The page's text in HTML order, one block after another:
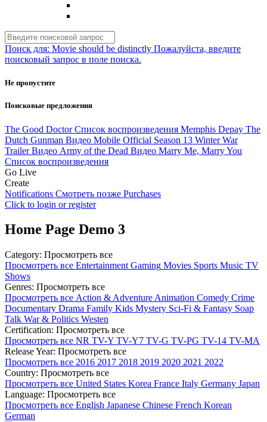
Поиск для: Movie should be distinctly Пожалуйста, введите
поисковый запрос в поле поиска.
Не пропустите
Поисковые предложения
The Good Doctor Список воспроизведения Memphis Depay The
Dutch Gunman Видео Mobile Official Season 13 Winter War
Trailer Видео Army of the Dead Видео Marry Me, Marry You
Список воспроизведения
Go Live
Create
Notifications Смотреть позже Purchases
Click to login or register
Home Page Demo 3
Category: Просмотреть все
Просмотреть все Entertainment Gaming Movies Sports Music TV
Shows
Genres: Просмотреть все
Просмотреть все Action & Adventure Animation Comedy Crime
Documentary Drama Family Kids Mystery Sci-Fi & Fantasy Soap
Talk War & Politics Westen
Certification: Просмотреть все
Просмотреть все NR TV-Y TV-Y7 TV-G TV-PG TV-14 TV-MA
Release Year: Просмотреть все
Просмотреть все 2016 2017 2018 2019 2020 2021 2022
Country: Просмотреть все
Просмотреть все United States Korea France Italy Germany Japan
Language: Просмотреть все
Просмотреть все English Japanese Chinese French Korean
German